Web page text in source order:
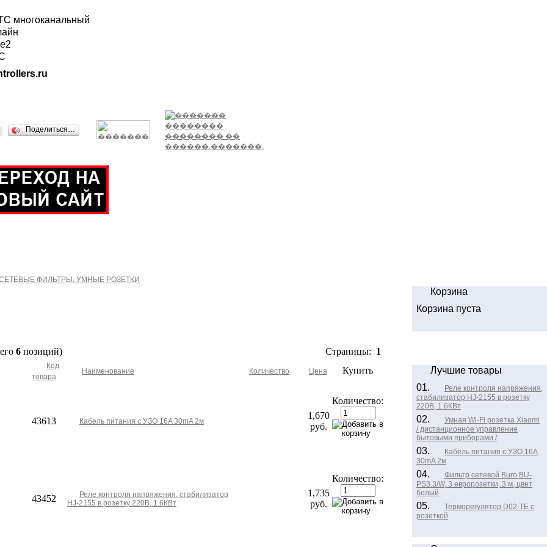
многоканальный
Поделиться…
ФИЛЬТРЫ, УМНЫЕ РОЗЕТКИ
6 позиций) Страницы: 1
Код
товара
Наименование Количество Цена Купить
43613 Кабель питания с УЗО 16A 30mA 2м
1,670
руб.
Количество:
43452
Реле контроля напряжения, стабилизатор
HJ-2155 в розетку 220В, 1.6КВт
1,735
руб.
Количество:
Корзина
Корзина пуста
Лучшие товары
01.
Реле контроля напряжения,
стабилизатор HJ-2155 в розетку
220В, 1.6КВт
02.
Умная Wi-Fi розетка Xiaomi
/ дистанционное управление
бытовыми приборами /
03.
Кабель питания с УЗО 16A
30mA 2м
04.
Фильтр сетевой Buro BU-
PS3.3/W, 3 евророзетки, 3 м, цвет
белый
05.
Терморегулятор D02-TE с
розеткой